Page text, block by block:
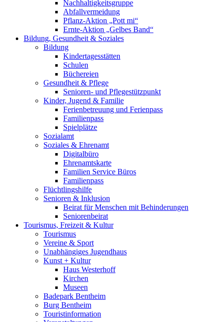
Nachhaltigkeitsgruppe
Abfallvermeidung
Pflanz-Aktion „Pott mi“
Ernte-Aktion „Gelbes Band“
Bildung, Gesundheit & Soziales
Bildung
Kindertagesstätten
Schulen
Büchereien
Gesundheit & Pflege
Senioren- und Pflegestützpunkt
Kinder, Jugend & Familie
Ferienbetreuung und Ferienpass
Familienpass
Spielplätze
Sozialamt
Soziales & Ehrenamt
Digitalbüro
Ehrenamtskarte
Familien Service Büros
Familienpass
Flüchtlingshilfe
Senioren & Inklusion
Beirat für Menschen mit Behinderungen
Seniorenbeirat
Tourismus, Freizeit & Kultur
Tourismus
Vereine & Sport
Unabhängiges Jugendhaus
Kunst + Kultur
Haus Westerhoff
Kirchen
Museen
Badepark Bentheim
Burg Bentheim
Touristinformation